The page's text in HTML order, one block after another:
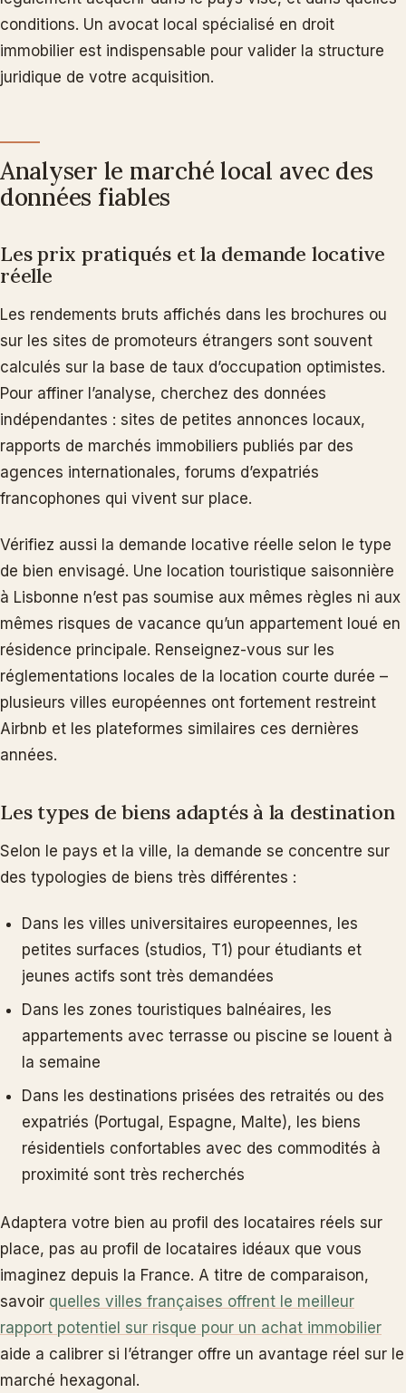
conditions. Un avocat local spécialisé en droit
immobilier est indispensable pour valider la structure
juridique de votre acquisition.
Analyser le marché local avec des
données fiables
Les prix pratiqués et la demande locative
réelle
Les rendements bruts affichés dans les brochures ou
sur les sites de promoteurs étrangers sont souvent
calculés sur la base de taux d’occupation optimistes.
Pour affiner l’analyse, cherchez des données
indépendantes : sites de petites annonces locaux,
rapports de marchés immobiliers publiés par des
agences internationales, forums d’expatriés
francophones qui vivent sur place.
Vérifiez aussi la demande locative réelle selon le type
de bien envisagé. Une location touristique saisonnière
à Lisbonne n’est pas soumise aux mêmes règles ni aux
mêmes risques de vacance qu’un appartement loué en
résidence principale. Renseignez-vous sur les
réglementations locales de la location courte durée –
plusieurs villes européennes ont fortement restreint
Airbnb et les plateformes similaires ces dernières
années.
Les types de biens adaptés à la destination
Selon le pays et la ville, la demande se concentre sur
des typologies de biens très différentes :
Dans les villes universitaires europeennes, les
petites surfaces (studios, T1) pour étudiants et
jeunes actifs sont très demandées
Dans les zones touristiques balnéaires, les
appartements avec terrasse ou piscine se louent à
la semaine
Dans les destinations prisées des retraités ou des
expatriés (Portugal, Espagne, Malte), les biens
résidentiels confortables avec des commodités à
proximité sont très recherchés
Adaptera votre bien au profil des locataires réels sur
place, pas au profil de locataires idéaux que vous
imaginez depuis la France. A titre de comparaison,
savoir quelles villes françaises offrent le meilleur
rapport potentiel sur risque pour un achat immobilier
aide a calibrer si l’étranger offre un avantage réel sur le
marché hexagonal.